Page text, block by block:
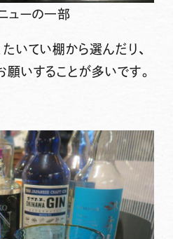
ューの一部
たいてい棚から選んだり、
願いすることが多いです。